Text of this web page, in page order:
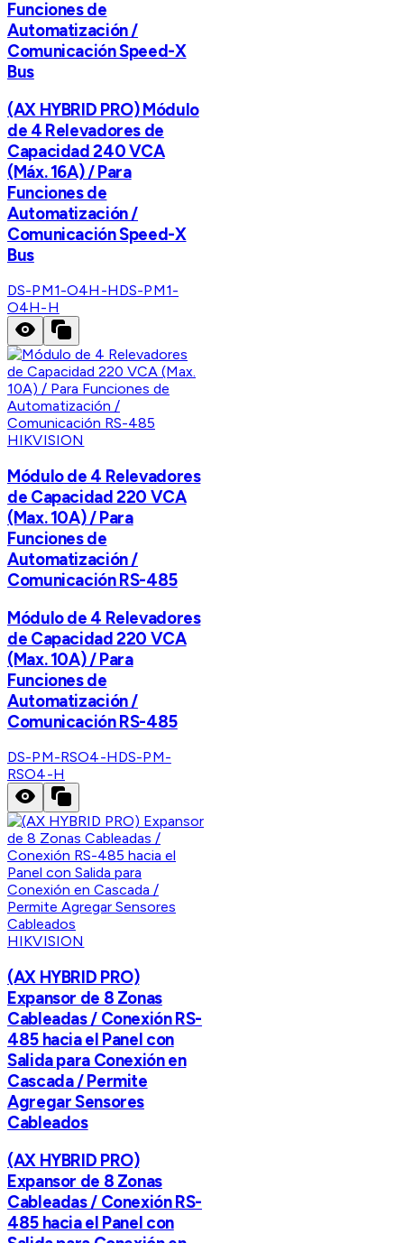
Funciones de
Automatización /
Comunicación Speed-X
Bus
(AX HYBRID PRO) Módulo
de 4 Relevadores de
Capacidad 240 VCA
(Máx. 16A) / Para
Funciones de
Automatización /
Comunicación Speed-X
Bus
DS-PM1-O4H-HDS-PM1-
O4H-H
HIKVISION
Módulo de 4 Relevadores
de Capacidad 220 VCA
(Max. 10A) / Para
Funciones de
Automatización /
Comunicación RS-485
Módulo de 4 Relevadores
de Capacidad 220 VCA
(Max. 10A) / Para
Funciones de
Automatización /
Comunicación RS-485
DS-PM-RSO4-HDS-PM-
RSO4-H
HIKVISION
(AX HYBRID PRO)
Expansor de 8 Zonas
Cableadas / Conexión RS-
485 hacia el Panel con
Salida para Conexión en
Cascada / Permite
Agregar Sensores
Cableados
(AX HYBRID PRO)
Expansor de 8 Zonas
Cableadas / Conexión RS-
485 hacia el Panel con